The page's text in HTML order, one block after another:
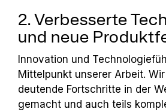
2. Verbesserte
und neue
Innovation und
Mittelpunkt unserer Arbeit.
deutende Fortschritte in der
gemacht und auch teils